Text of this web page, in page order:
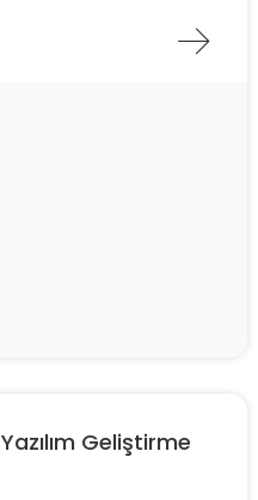
Geliştirme